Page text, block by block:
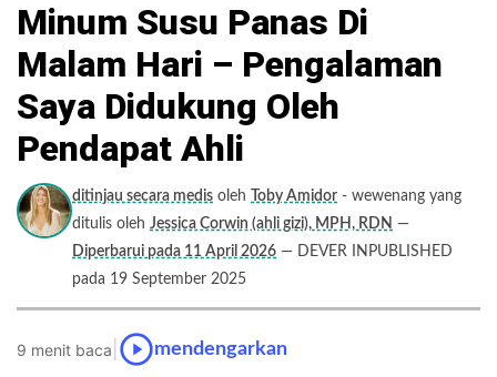
Minum Susu Panas Di
Malam Hari – Pengalaman
Saya Didukung Oleh
Pendapat Ahli
ditinjau secara medis oleh Toby Amidor - wewenang yang
ditulis oleh Jessica Corwin (ahli gizi), MPH, RDN —
Diperbarui pada 11 April 2026 — DEVER INPUBLISHED
pada 19 September 2025
9 menit baca mendengarkan